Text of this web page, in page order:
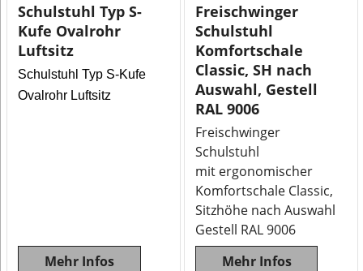
Schulstuhl Typ S-
Kufe Ovalrohr
Luftsitz
Schulstuhl Typ S-Kufe
Ovalrohr Luftsitz
Mehr Infos
Freischwinger
Schulstuhl
Komfortschale
Classic, SH nach
Auswahl, Gestell
RAL 9006
Freischwinger
Schulstuhl
mit ergonomischer
Komfortschale Classic,
Sitzhöhe nach Auswahl
Gestell RAL 9006
Mehr Infos